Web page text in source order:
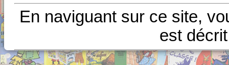
En naviguant sur ce site,
est